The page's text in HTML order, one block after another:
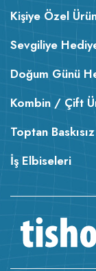
Kişiye Özel
Sevgiliye
Doğum Günü
Kombin / Çift
Toptan
İş Elbiseleri